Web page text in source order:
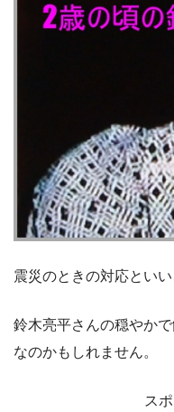
震災のときの対応とい
鈴木亮平さんの穏やか
なのかもしれません。
ス